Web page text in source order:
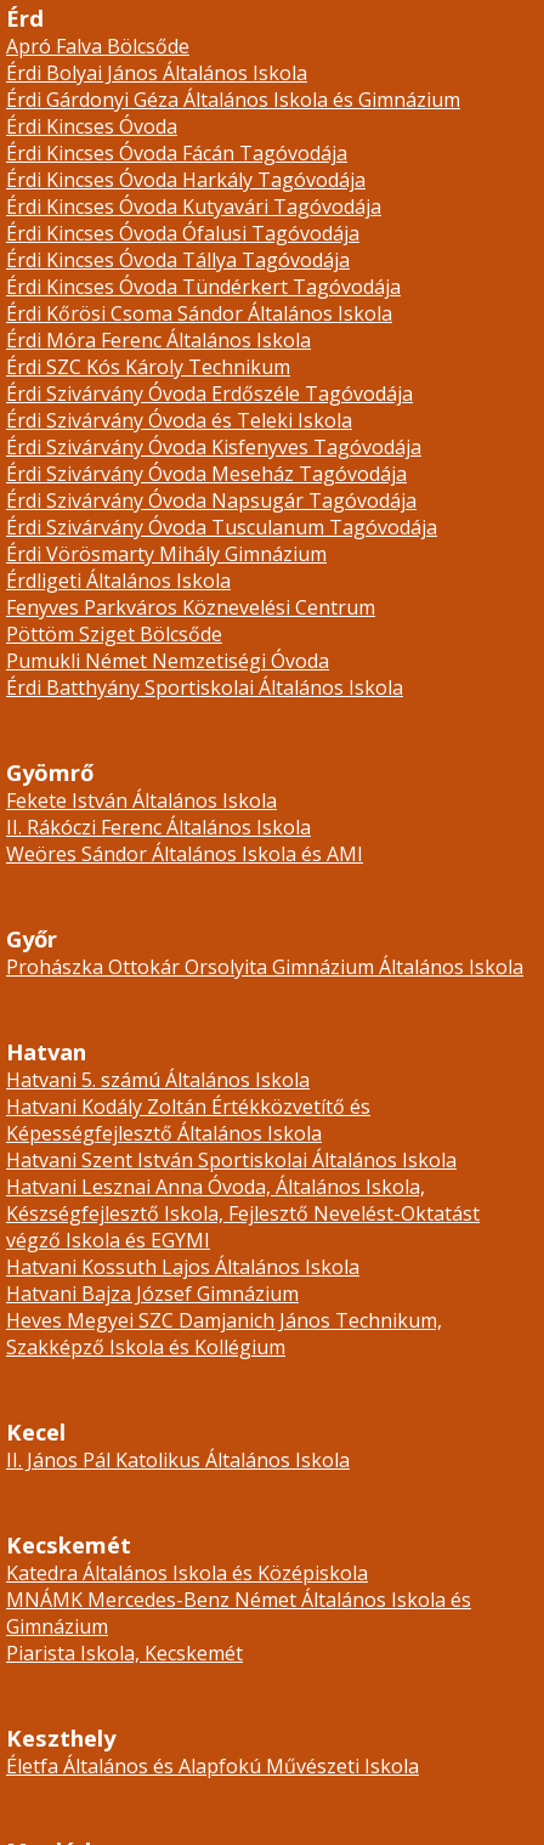
Érd
Apró Falva Bölcsőde
Érdi Bolyai János Általános Iskola
Érdi Gárdonyi Géza Általános Iskola és Gimnázium
Érdi Kincses Óvoda
Érdi Kincses Óvoda Fácán Tagóvodája
Érdi Kincses Óvoda Harkály Tagóvodája
Érdi Kincses Óvoda Kutyavári Tagóvodája
Érdi Kincses Óvoda Ófalusi Tagóvodája
Érdi Kincses Óvoda Tállya Tagóvodája
Érdi Kincses Óvoda Tündérkert Tagóvodája
Érdi Kőrösi Csoma Sándor Általános Iskola
Érdi Móra Ferenc Általános Iskola
Érdi SZC Kós Károly Technikum
Érdi Szivárvány Óvoda Erdőszéle Tagóvodája
Érdi Szivárvány Óvoda és Teleki Iskola
Érdi Szivárvány Óvoda Kisfenyves Tagóvodája
Érdi Szivárvány Óvoda Meseház Tagóvodája
Érdi Szivárvány Óvoda Napsugár Tagóvodája
Érdi Szivárvány Óvoda Tusculanum Tagóvodája
Érdi Vörösmarty Mihály Gimnázium
Érdligeti Általános Iskola
Fenyves Parkváros Köznevelési Centrum
Pöttöm Sziget Bölcsőde
Pumukli Német Nemzetiségi Óvoda
Érdi Batthyány Sportiskolai Általános Iskola
Gyömrő
Fekete István Általános Iskola
II. Rákóczi Ferenc Általános Iskola
Weöres Sándor Általános Iskola és AMI
Győr
Prohászka Ottokár Orsolyita Gimnázium Általános Iskola
Hatvan
Hatvani 5. számú Általános Iskola
Hatvani Kodály Zoltán Értékközvetítő és
Képességfejlesztő Általános Iskola
Hatvani Szent István Sportiskolai Általános Iskola
Hatvani Lesznai Anna Óvoda, Általános Iskola,
Készségfejlesztő Iskola, Fejlesztő Nevelést-Oktatást
végző Iskola és EGYMI
Hatvani Kossuth Lajos Általános Iskola
Hatvani Bajza József Gimnázium
Heves Megyei SZC Damjanich János Technikum,
Szakképző Iskola és Kollégium
Kecel
II. János Pál Katolikus Általános Iskola
Kecskemét
Katedra Általános Iskola és Középiskola
MNÁMK Mercedes-Benz Német Általános Iskola és
Gimnázium
Piarista Iskola, Kecskemét
Keszthely
Életfa Általános és Alapfokú Művészeti Iskola